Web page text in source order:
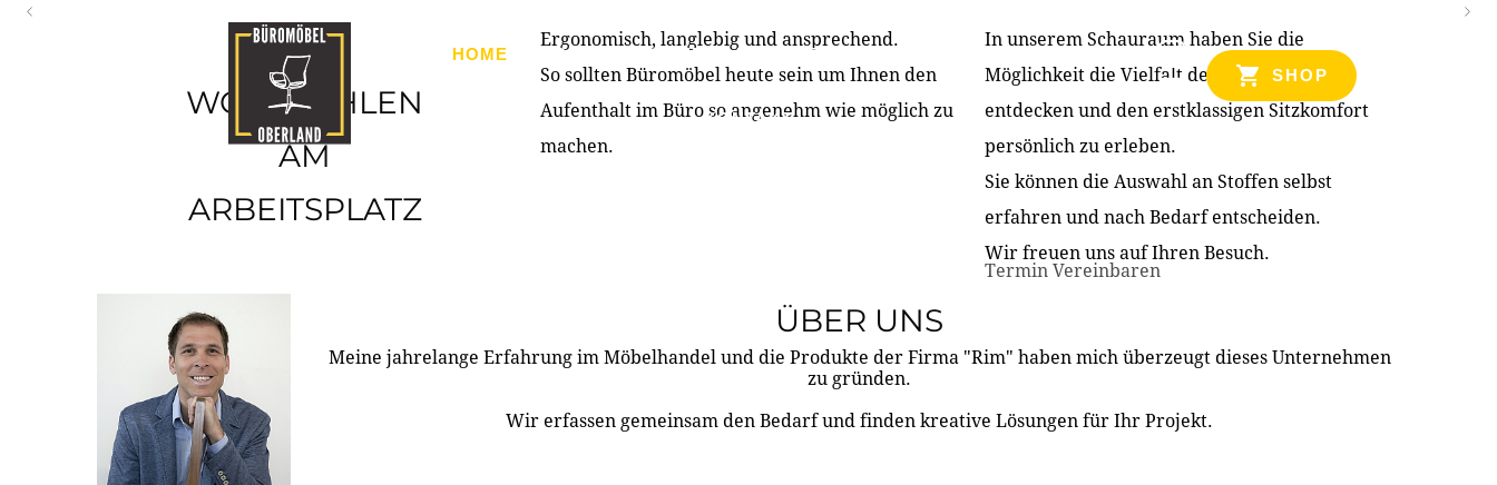
HOME PRODUKTE ÜBER UNS PARTNER & REFERENZEN
KONTAKT
SHOP
WOHLFÜHLEN
AM
ARBEITSPLATZ
Ergonomisch, langlebig und ansprechend.
So sollten Büromöbel heute sein um Ihnen den
Aufenthalt im Büro so angenehm wie möglich zu
machen.
In unserem Schauraum haben Sie die
Möglichkeit die Vielfalt der Produkte zu
entdecken und den erstklassigen Sitzkomfort
persönlich zu erleben.
Sie können die Auswahl an Stoffen selbst
erfahren und nach Bedarf entscheiden.
Wir freuen uns auf Ihren Besuch.
Termin Vereinbaren
ÜBER UNS
Meine jahrelange Erfahrung im Möbelhandel und die Produkte der Firma "Rim" haben mich überzeugt dieses Unternehmen
zu gründen.
Wir erfassen gemeinsam den Bedarf und finden kreative Lösungen für Ihr Projekt.